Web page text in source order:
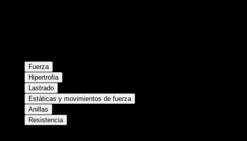
Fuerza
Hipertrofia
Lastrado
Estáticas y movimientos de fuerza
Anillas
Resistencia